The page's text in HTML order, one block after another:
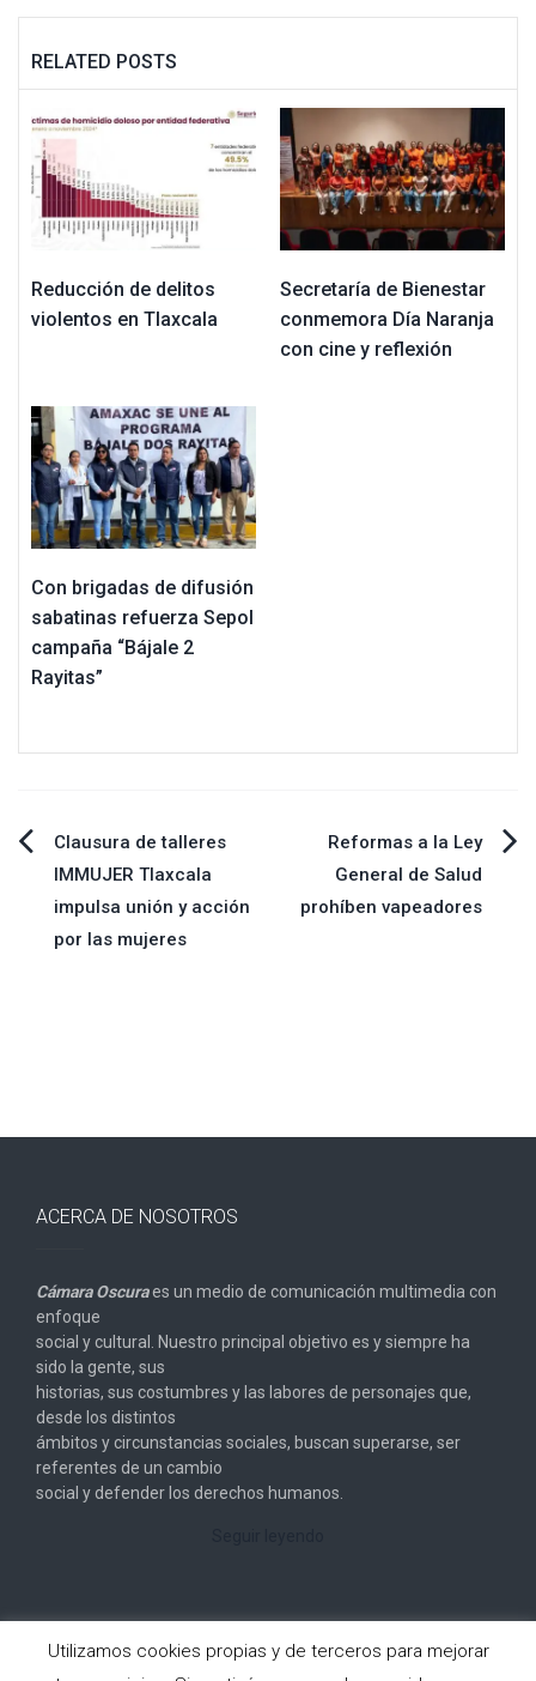
RELATED POSTS
Reducción de delitos
violentos en Tlaxcala
Secretaría de Bienestar
conmemora Día Naranja
con cine y reflexión
Con brigadas de difusión
sabatinas refuerza Sepol
campaña “Bájale 2
Rayitas”
Navegación
de
entradas
Clausura de talleres
IMMUJER Tlaxcala
impulsa unión y acción
por las mujeres
Reformas a la Ley
General de Salud
prohíben vapeadores
ACERCA DE NOSOTROS
Cámara Oscuraes un medio de comunicación multimedia con
enfoque
social y cultural. Nuestro principal objetivo es y siempre ha
sido la gente, sus
historias, sus costumbres y las labores de personajes que,
desde los distintos
ámbitos y circunstancias sociales, buscan superarse, ser
referentes de un cambio
social y defender los derechos humanos.
Utilizamos cookies propias y de terceros para mejorar